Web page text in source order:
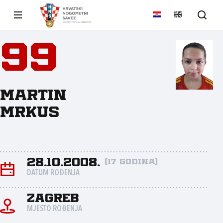
99
Martin
Mrkus
28.10.2008. (17 godina)
DATUM ROĐENJA
Zagreb
MJESTO ROĐENJA